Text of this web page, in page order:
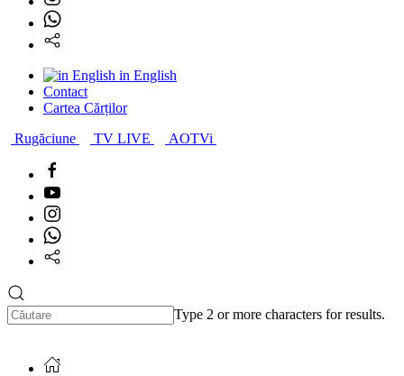
in English
Contact
Cartea Cărților
Rugăciune
TV LIVE AOTVi
Type 2 or more characters for results.